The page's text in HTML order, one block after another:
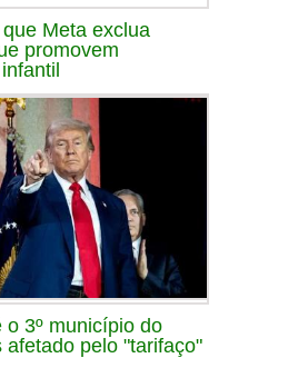
Meta exclua
promovem
o 3º município do
afetado pelo "tarifaço"